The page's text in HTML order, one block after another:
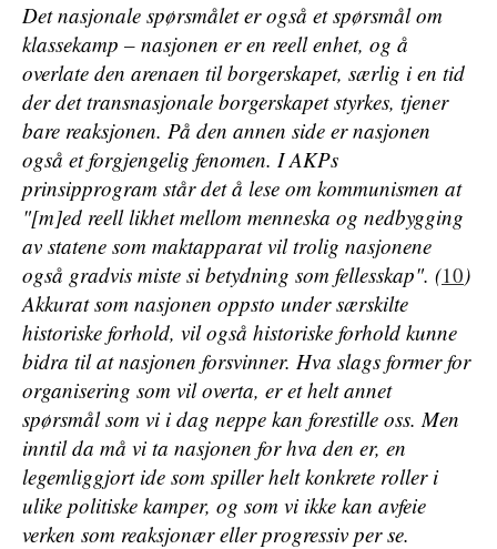
Det nasjonale spørsmålet er også et spørsmål om
klassekamp – nasjonen er en reell enhet, og å
overlate den arenaen til borgerskapet, særlig i en tid
der det transnasjonale borgerskapet styrkes, tjener
bare reaksjonen. På den annen side er nasjonen
også et forgjengelig fenomen. I AKPs
prinsipprogram står det å lese om kommunismen at
"[m]ed reell likhet mellom menneska og nedbygging
av statene som maktapparat vil trolig nasjonene
også gradvis miste si betydning som fellesskap". (10)
Akkurat som nasjonen oppsto under særskilte
historiske forhold, vil også historiske forhold kunne
bidra til at nasjonen forsvinner. Hva slags former for
organisering som vil overta, er et helt annet
spørsmål som vi i dag neppe kan forestille oss. Men
inntil da må vi ta nasjonen for hva den er, en
legemliggjort ide som spiller helt konkrete roller i
ulike politiske kamper, og som vi ikke kan avfeie
verken som reaksjonær eller progressiv per se.